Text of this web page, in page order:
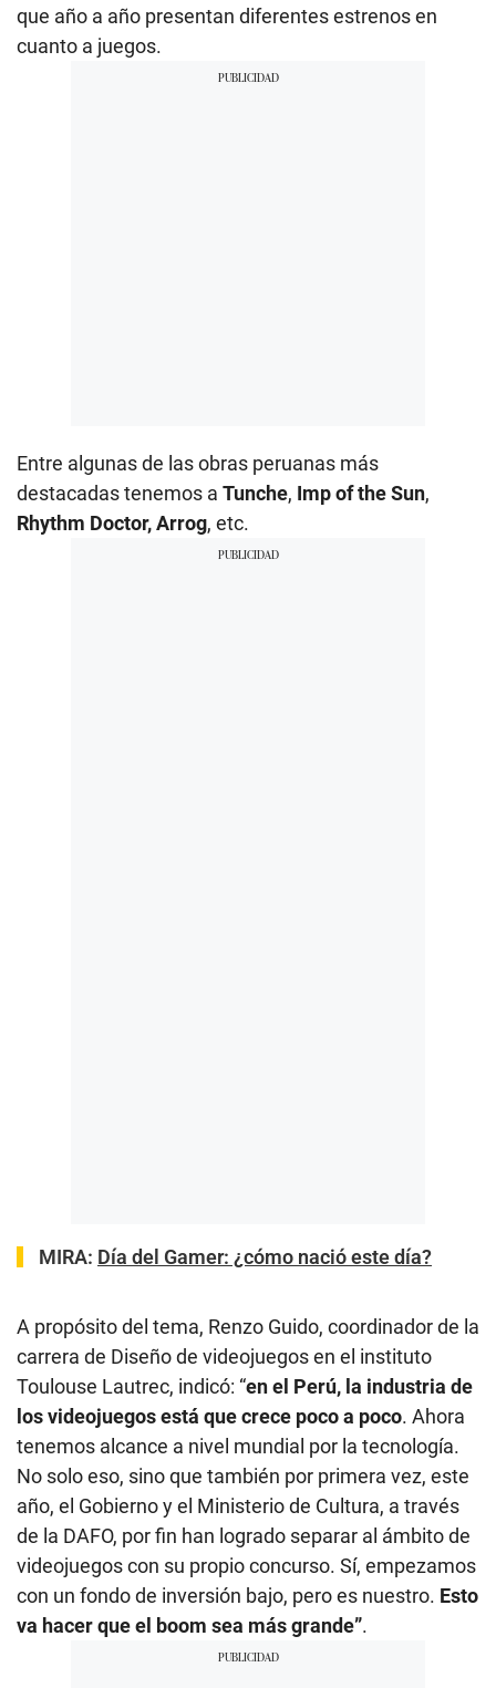
que año a año presentan diferentes estrenos en
cuanto a juegos.
Entre algunas de las obras peruanas más
destacadas tenemos a Tunche, Imp of the Sun,
Rhythm Doctor, Arrog, etc.
MIRA: Día del Gamer: ¿cómo nació este día?
A propósito del tema, Renzo Guido, coordinador de la
carrera de Diseño de videojuegos en el instituto
Toulouse Lautrec, indicó: “en el Perú, la industria de
los videojuegos está que crece poco a poco. Ahora
tenemos alcance a nivel mundial por la tecnología.
No solo eso, sino que también por primera vez, este
año, el Gobierno y el Ministerio de Cultura, a través
de la DAFO, por fin han logrado separar al ámbito de
videojuegos con su propio concurso. Sí, empezamos
con un fondo de inversión bajo, pero es nuestro. Esto
va hacer que el boom sea más grande”.